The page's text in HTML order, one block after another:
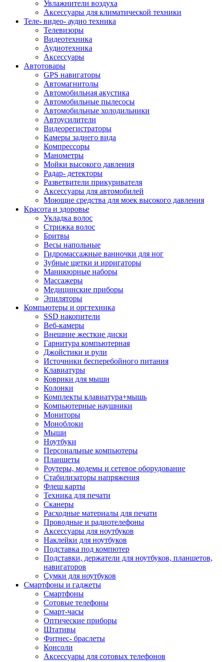
Увлажнители воздуха
Аксессуары для климатической техники
Теле- видео- аудио техника
Телевизоры
Видеотехника
Аудиотехника
Аксессуары
Автотовары
GPS навигаторы
Автомагнитолы
Автомобильная акустика
Автомобильные пылесосы
Автомобильные холодильники
Автоусилители
Видеорегистраторы
Камеры заднего вида
Компрессоры
Манометры
Мойки высокого давления
Радар- детекторы
Разветвители прикуривателя
Аксессуары для автомобилей
Моющие средства для моек высокого давления
Красота и здоровье
Укладка волос
Стрижка волос
Бритвы
Весы напольные
Гидромассажные ванночки для ног
Зубные щетки и ирригаторы
Маникюрные наборы
Массажеры
Медицинские приборы
Эпиляторы
Компьютеры и оргтехника
SSD накопители
Веб-камеры
Внешние жесткие диски
Гарнитура компьютерная
Джойстики и рули
Источники бесперебойного питания
Клавиатуры
Коврики для мыши
Колонки
Комплекты клавиатура+мышь
Компьютерные наушники
Мониторы
Моноблоки
Мыши
Ноутбуки
Персональные компьютеры
Планшеты
Роутеры, модемы и сетевое оборудование
Стабилизаторы напряжения
Флеш карты
Техника для печати
Сканеры
Расходные материалы для печати
Проводные и радиотелефоны
Аксессуары для ноутбуков
Наклейки для ноутбуков
Подставка под компютер
Подставки, держатели для ноутбуков, планшетов,
навигаторов
Сумки для ноутбуков
Смартфоны и гаджеты
Смартфоны
Сотовые телефоны
Смарт-часы
Оптические приборы
Штативы
Фитнес- браслеты
Консоли
Аксессуары для сотовых телефонов